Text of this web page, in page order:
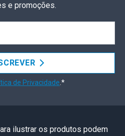
e promoções.
de Privacidade .*
ilustrar os produtos podem